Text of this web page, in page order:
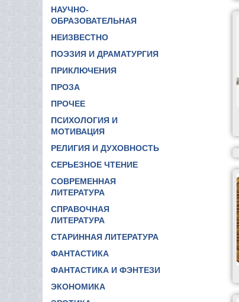
НАУЧНО-
ОБРАЗОВАТЕЛЬНАЯ
НЕИЗВЕСТНО
ПОЭЗИЯ И ДРАМАТУРГИЯ
ПРИКЛЮЧЕНИЯ
ПРОЗА
ПРОЧЕЕ
ПСИХОЛОГИЯ И
МОТИВАЦИЯ
РЕЛИГИЯ И ДУХОВНОСТЬ
СЕРЬЕЗНОЕ ЧТЕНИЕ
СОВРЕМЕННАЯ
ЛИТЕРАТУРА
СПРАВОЧНАЯ
ЛИТЕРАТУРА
СТАРИННАЯ ЛИТЕРАТУРА
ФАНТАСТИКА
ФАНТАСТИКА И ФЭНТЕЗИ
ЭКОНОМИКА